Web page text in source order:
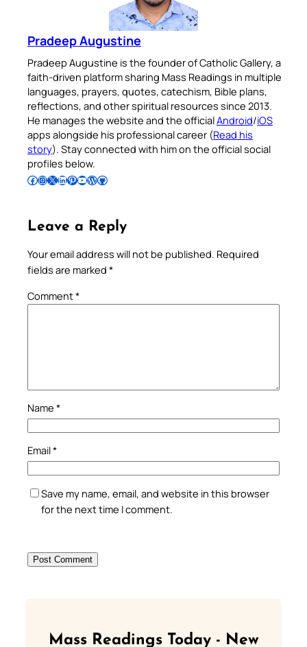
Pradeep Augustine
Pradeep Augustine is the founder of Catholic Gallery, a
faith-driven platform sharing Mass Readings in multiple
languages, prayers, quotes, catechism, Bible plans,
reflections, and other spiritual resources since 2013.
He manages the website and the officialAndroid/iOS
apps alongside his professional career (Read his
story). Stay connected with him on the official social
profiles below.
Follow Pradeep on Facebook Follow Pradeep on InstagramFollow Pradeep on X Follow Pradeep on LinkedIn Follow Pradeep on Pinterest Subscribe to Pradeep’s Youtube Channel Follow Pradeep on WordPress Follow Pradeep on GitHub
Leave a Reply
Your email address will not be published. Required
fields are marked *
Comment*
Name *
Email*
Save my name, email, and website in this browser
for the next time I comment.
Mass Readings Today - New